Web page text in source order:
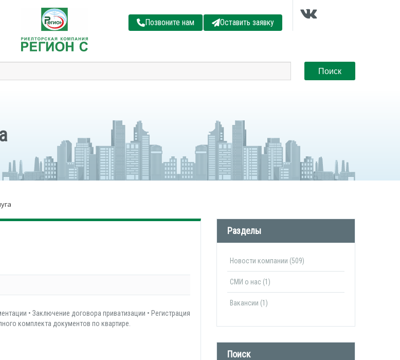
Позвоните нам Оставить заявку
• Заключение договора приватизации • Регистрация
комплекта документов по квартире.
Разделы
Новости компании (509)
СМИ о нас (1)
Вакансии (1)
Поиск